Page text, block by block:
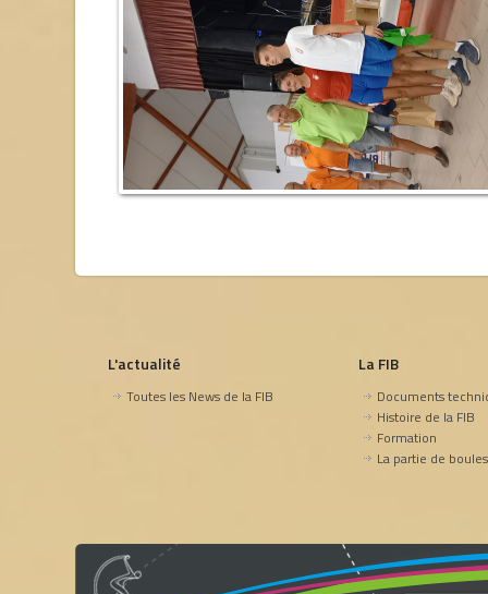
L'actualité
Toutes les News de la FIB
La FIB
Documents
Histoire de la FIB
Formation
La partie de boules